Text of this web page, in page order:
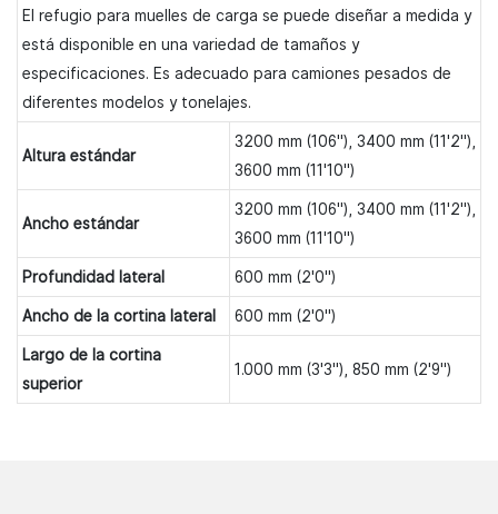
El refugio para muelles de carga se puede diseñar a medida y
está disponible en una variedad de tamaños y
especificaciones. Es adecuado para camiones pesados ​​de
diferentes modelos y tonelajes.
Altura estándar
3200 mm (106"), 3400 mm (11'2"),
3600 mm (11'10")
Ancho estándar
3200 mm (106"), 3400 mm (11'2"),
3600 mm (11'10")
Profundidad lateral 600 mm (2'0")
Ancho de la cortina lateral 600 mm (2'0")
Largo de la cortina
superior
1.000 mm (3'3"), 850 mm (2'9")